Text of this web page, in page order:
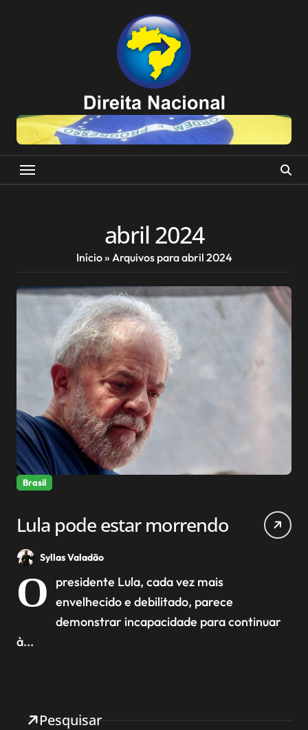
abril 2024
Início» Arquivos para abril 2024
Brasil
Lula pode estar morrendo
Syllas Valadão
O
presidente Lula, cada vez mais
envelhecido e debilitado, parece
demonstrar incapacidade para continuar
à...
Pesquisar